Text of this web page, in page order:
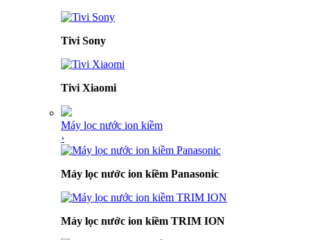
Tivi Sony
Tivi Xiaomi
Máy lọc nước ion kiềm
›
Máy lọc nước ion kiềm Panasonic
Máy lọc nước ion kiềm TRIM ION